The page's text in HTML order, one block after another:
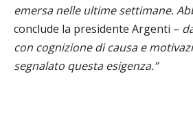
emersa nelle ultime settimane.
conclude la presidente Argenti –
con cognizione di causa e
segnalato questa esigenza.”